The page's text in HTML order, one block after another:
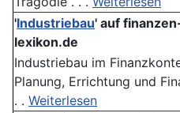
'Industriebau' auf
lexikon.de
Industriebau im
Planung, Errichtung und
. . Weiterlesen